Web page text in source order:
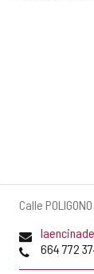
Endereço
Calle
Endereço
de
Telefones
664 772